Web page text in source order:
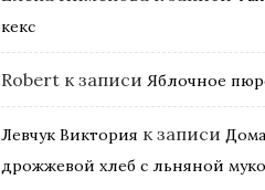
кекс
Robert к записи Яблочное
Левчук Виктория к записи
дрожжевой хлеб с льняной